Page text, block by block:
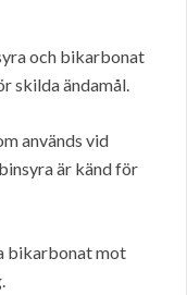
och bikarbonat
skilda ändamål.
används vid
är känd för
bikarbonat mot